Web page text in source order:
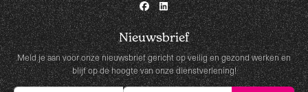
Nieuwsbrief
Meld je aan voor onze nieuwsbrief gericht op veilig en gezond werken en
blijf op de hoogte van onze dienstverlening!